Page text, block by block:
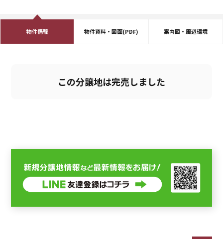
物件情報 物件資料・図面(PDF) 案内図・周辺環境
この分譲地は完売しました